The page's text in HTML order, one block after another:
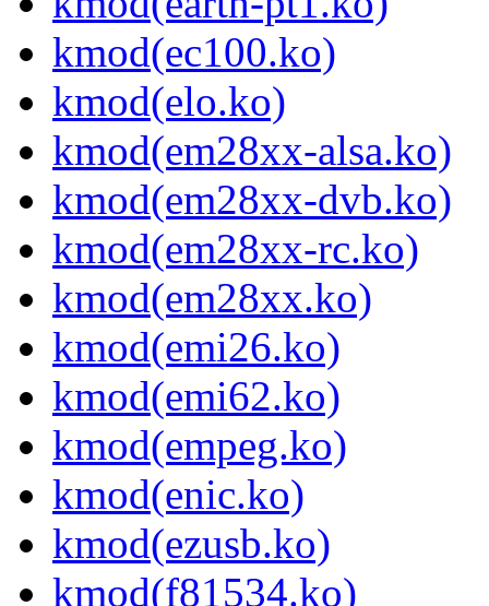
kmod(ec100.ko)
kmod(elo.ko)
kmod(em28xx-alsa.ko)
kmod(em28xx-dvb.ko)
kmod(em28xx-rc.ko)
kmod(em28xx.ko)
kmod(emi26.ko)
kmod(emi62.ko)
kmod(empeg.ko)
kmod(enic.ko)
kmod(ezusb.ko)
kmod(f81534.ko)